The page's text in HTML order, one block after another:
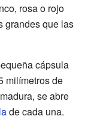
rosa o rojo
grandes que las
cápsula
milímetros de
se abre
de cada una.